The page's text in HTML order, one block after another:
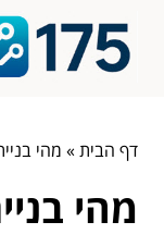
דף הבית» מהי
מהי